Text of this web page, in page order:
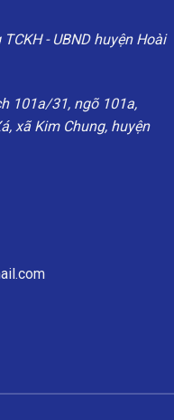
- UBND huyện Hoài
101a/31, ngõ 101a,
xã Kim Chung, huyện